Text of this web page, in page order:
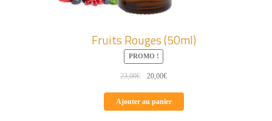
Fruits Rouges (50ml)
PROMO !
23,00€
Le
était :
20,00€Le
Ajouter au panier